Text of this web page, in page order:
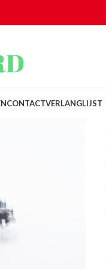
CONTACTVERLANGLIJST